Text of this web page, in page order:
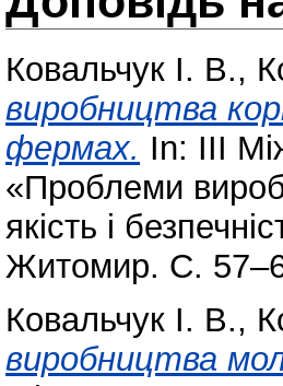
Ковальчук І. В.,
виробництва
фермах. In: ІIІ
«Проблеми
якість і
Житомир. С.
Ковальчук І. В.,
виробництва